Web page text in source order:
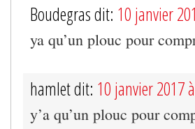
Boudegras dit: 10 janvier
ya qu’un plouc pour
hamlet dit: 10 janvier 2017
y’a qu’un plouc pour